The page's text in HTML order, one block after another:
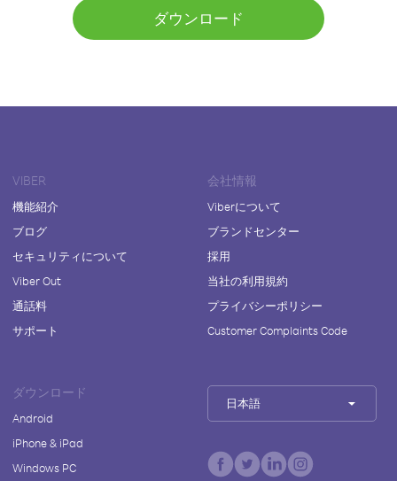
ダウンロード
VIBER
機能紹介
ブログ
セキュリティについて
Viber Out
通話料
サポート
会社情報
Viberについて
ブランドセンター
採用
当社の利用規約
プライバシーポリシー
Customer Complaints Code
ダウンロード
Android
iPhone & iPad
Windows PC
日本語